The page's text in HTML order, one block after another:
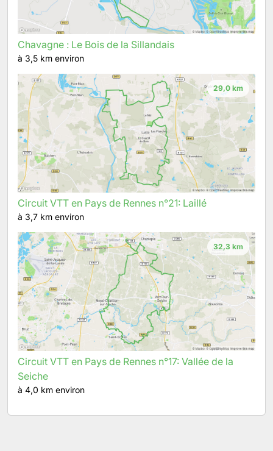
Chavagne : Le Bois de la Sillandais
à 3,5 km environ
29,0 km
Circuit VTT en Pays de Rennes n°21: Laillé
à 3,7 km environ
32,3 km
Circuit VTT en Pays de Rennes n°17: Vallée de la
Seiche
à 4,0 km environ